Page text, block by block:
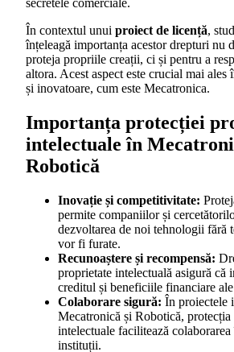
În contextul unui proiect de licență,
înțeleagă importanța acestor drepturi nu
proteja propriile creații, ci și pentru a
altora. Acest aspect este crucial mai
și inovatoare, cum este Mecatronica.
Importanța protecției
intelectuale în
Robotică
Inovație și competitivitate:
permite companiilor și
dezvoltarea de noi tehnologii fără
vor fi furate.
Recunoaștere și recompensă:
proprietate intelectuală asigură că
creditul și beneficiile financiare
Colaborare sigură: În proiectele
Mecatronică și Robotică,
intelectuale facilitează
instituții.